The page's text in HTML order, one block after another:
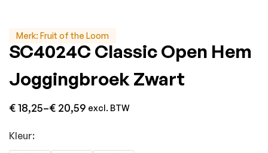
Merk: Fruit of the Loom
SC4024C Classic Open Hem
Joggingbroek Zwart
€18,25–€ 20,59 excl. BTW
Kleur: